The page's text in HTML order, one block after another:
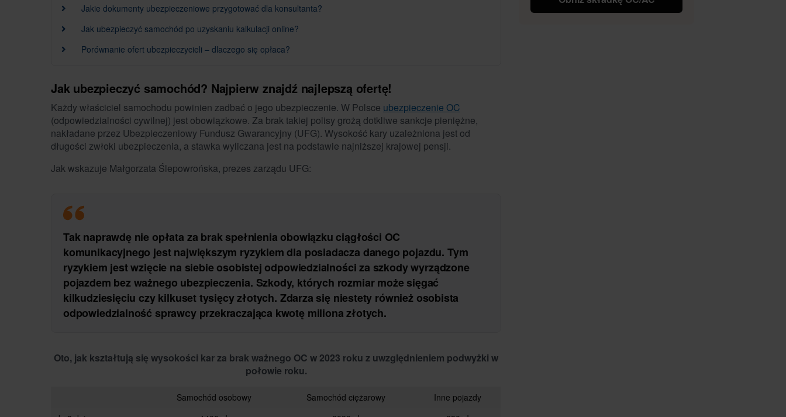
Jakie dokumenty ubezpieczeniowe przygotować dla konsultanta?
Jak ubezpieczyć samochód po uzyskaniu kalkulacji online?
Porównanie ofert ubezpieczycieli – dlaczego się opłaca?
Jak ubezpieczyć samochód? Najpierw znajdź najlepszą ofertę!
Każdy właściciel samochodu powinien zadbać o jego ubezpieczenie. W Polsce ubezpieczenie OC
(odpowiedzialności cywilnej) jest obowiązkowe. Za brak takiej polisy grożą dotkliwe sankcje pieniężne,
nakładane przez Ubezpieczeniowy Fundusz Gwarancyjny (UFG). Wysokość kary uzależniona jest od
długości zwłoki ubezpieczenia, a stawka wyliczana jest na podstawie najniższej krajowej pensji.
Jak wskazuje Małgorzata Ślepowrońska, prezes zarządu UFG:
Tak naprawdę nie opłata za brak spełnienia obowiązku ciągłości OC
komunikacyjnego jest największym ryzykiem dla posiadacza danego pojazdu. Tym
ryzykiem jest wzięcie na siebie osobistej odpowiedzialności za szkody wyrządzone
pojazdem bez ważnego ubezpieczenia. Szkody, których rozmiar może sięgać
kilkudziesięciu czy kilkuset tysięcy złotych. Zdarza się niestety również osobista
odpowiedzialność sprawcy przekraczająca kwotę miliona złotych.
Oto, jak kształtują się wysokości kar za brak ważnego OC w 2023 roku z uwzględnieniem podwyżki w
połowie roku.
Samochód osobowy Samochód ciężarowy
Inne pojazdy